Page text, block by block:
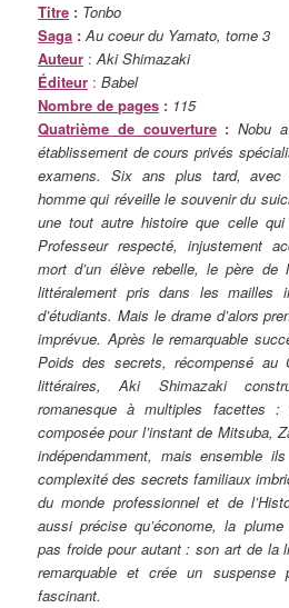
Titre : Tonbo
Saga : Au coeur du Yamato, tome 3
Auteur :Aki Shimazaki
Éditeur : Babel
Nombre de pages : 115
Quatrième de couverture:Nobu
établissement de cours privés
examens. Six ans plus tard, avec
homme qui réveille le souvenir du
une tout autre histoire que celle
Professeur respecté, injustement
mort d’un élève rebelle, le père
littéralement pris dans les mailles
d’étudiants. Mais le drame d’alors
imprévue. Après le remarquable
Poids des secrets, récompensé au
littéraires, Aki Shimazaki
romanesque à multiples facettes
composée pour l’instant de Mitsuba,
indépendamment, mais ensemble
complexité des secrets familiaux
du monde professionnel et de
aussi précise qu’économe, la
pas froide pour autant : son art de la
remarquable et crée un suspense
fascinant.